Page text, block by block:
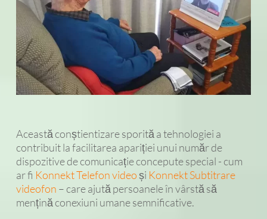
Această conștientizare sporită a tehnologiei a
contribuit la facilitarea apariției unui număr de
dispozitive de comunicație concepute special - cum
ar fi Konnekt Telefon videoși Konnekt Subtitrare
videofon – care ajută persoanele în vârstă să
mențină conexiuni umane semnificative.